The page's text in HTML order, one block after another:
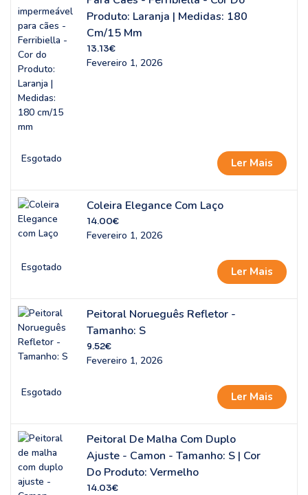
Produto: Laranja | Medidas: 180
Cm/15 Mm
13.13€
Fevereiro 1, 2026
Esgotado Ler Mais
Coleira Elegance Com Laço
14.00€
Fevereiro 1, 2026
Esgotado Ler Mais
Peitoral Norueguês Refletor -
Tamanho: S
9.52€
Fevereiro 1, 2026
Esgotado Ler Mais
Peitoral De Malha Com Duplo
Ajuste - Camon - Tamanho: S | Cor
Do Produto: Vermelho
14.03€